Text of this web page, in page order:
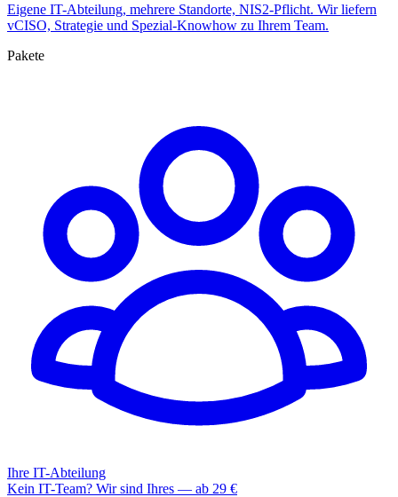
Eigene IT-Abteilung, mehrere Standorte, NIS2-Pflicht. Wir liefern
vCISO, Strategie und Spezial-Knowhow zu Ihrem Team.
Pakete
Ihre IT-Abteilung
Kein IT-Team? Wir sind Ihres — ab 29 €